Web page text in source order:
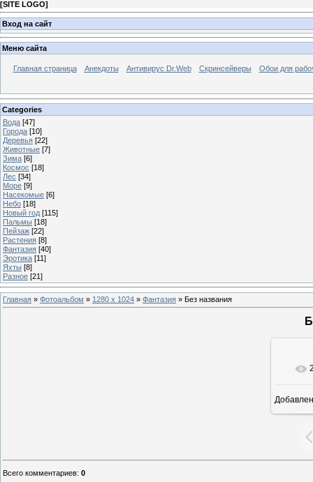
[SITE LOGO]
Вход на сайт
Меню сайта
Главная страница Анекдоты Антивирус Dr.Web Скринсейверы Обои для
Categories
Вода [47]
Города [10]
Деревья [22]
Животные [7]
Зима [6]
Космос [18]
Лес [34]
Море [9]
Насекомые [6]
Небо [18]
Новый год [115]
Пальмы [18]
Пейзаж [22]
Растения [8]
Фантазия [40]
Эротика [11]
Яхты [8]
Разное [21]
Главная » Фотоальбом » 1280 x 1024 » Фантазия » Без названия
Всего комментариев: 0